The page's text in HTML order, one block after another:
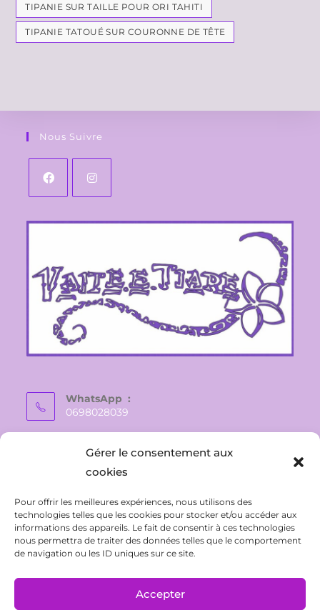
Gérer le consentement aux
cookies
Pour offrir les meilleures expériences, nous utilisons des
technologies telles que les cookies pour stocker et/ou accéder aux
informations des appareils. Le fait de consentir à ces technologies
nous permettra de traiter des données telles que le comportement
de navigation ou les ID uniques sur ce site.
Accepter
TIPANIE SUR TAILLE POUR ORI TAHITI
TIPANIE TATOUÉ SUR COURONNE DE TÊTE
Nous Suivre
WhatsApp :
0698028039
vaite.e.tiare@gmail.com